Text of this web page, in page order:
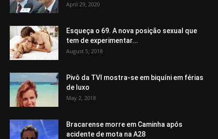
April 29, 2020
Esqueça o 69. A nova posição sexual que
tem de experimentar...
August 5, 2018
Pivô da TVI mostra-se em biquíni em férias
de luxo
May 2, 2018
Bracarense morre em Caminha após
acidente de mota na A28